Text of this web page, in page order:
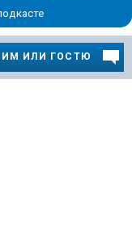
ИЛИ ГОСТЮ